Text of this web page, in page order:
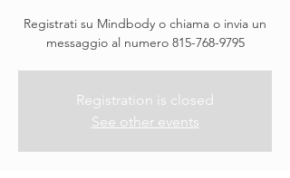
Registrati su Mindbody o chiama o invia un
messaggio al numero 815-768-9795
Registration is closed
See other events